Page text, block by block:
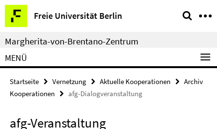
Springe
direkt
zu
Inhalt
Freie Universität Berlin
Service-
Navigation
Margherita-von-Brentano-Zentrum
MENÜ
Startseite Vernetzung Aktuelle Kooperationen
Archiv
Kooperationen
afg-Dialogveranstaltung
afg-Veranstaltung